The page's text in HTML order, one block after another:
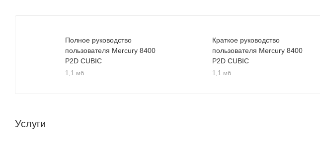
Полное руководство
пользователя Mercury 8400
P2D CUBIC
1,1 мб
Краткое руководство
пользователя Mercury 8400
P2D CUBIC
1,1 мб
Услуги